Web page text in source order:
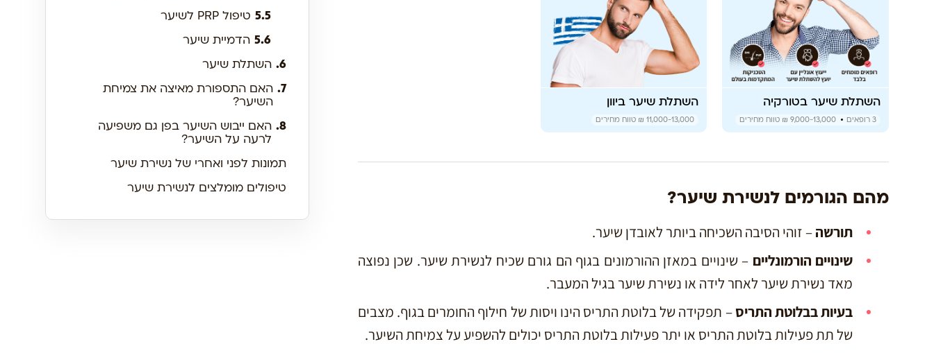
השתלת שיער בטורקיה
3 רופאים 9,000-13,000 ₪ טווח מחירים
השתלת שיער ביוון
11,000-13,000 ₪ טווח מחירים
מהם הגורמים לנשירת שיער?
תורשה– זוהי הסיבה השכיחה ביותר לאובדן שיער.
שינויים הורמונליים – שינויים במאזן ההורמונים בגוף הם גורם שכיח לנשירת שיער. שכן נפוצה
מאד נשירת שיער לאחר לידה או נשירת שיער בגיל המעבר.
בעיות בבלוטת התריס– תפקידה של בלוטת התריס הינו ויסות של חילוף החומרים בגוף. מצבים
של תת פעילות בלוטת התריס או יתר פעילות בלוטת התריס יכולים להשפיע על צמיחת השיער.
5.5 טיפול PRP לשיער
5.6 הדמיית שיער
6. השתלת שיער
7. האם התספורת מאיצה את צמיחת
השיער?
8. האם ייבוש השיער בפן גם משפיעה
לרעה על השיער?
תמונות לפני ואחרי של נשירת שיער
טיפולים מומלצים לנשירת שיער